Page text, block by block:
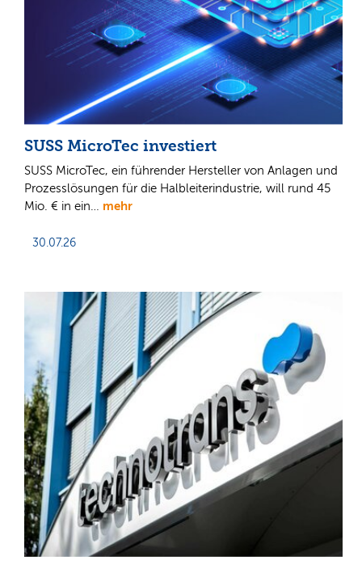
SUSS MicroTec investiert
SUSS MicroTec, ein führender Hersteller von Anlagen und
Prozesslösungen für die Halbleiterindustrie, will rund 45
Mio. € in ein… mehr
30.07.26